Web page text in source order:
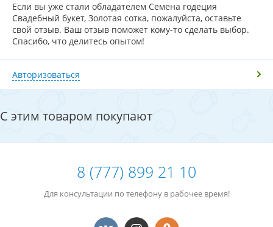
Если вы уже стали обладателем Семена годеция
Свадебный букет, Золотая сотка, пожалуйста, оставьте
свой отзыв. Ваш отзыв поможет кому-то сделать выбор.
Спасибо, что делитесь опытом!
Авторизоваться
С этим товаром покупают
8 (777) 899 21 10
Для консультации по телефону в рабочее время!